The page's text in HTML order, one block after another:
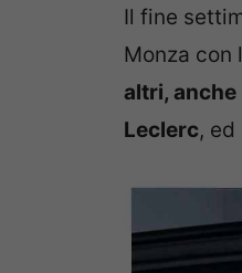
Il fine
Monza con
altri, anche
Leclerc,